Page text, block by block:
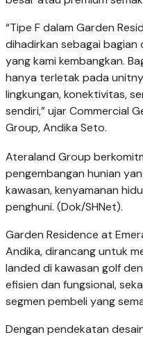
“Tipe F dalam Garden
dihadirkan sebagai
yang kami kembangkan.
hanya terletak pada
lingkungan, konektivitas,
sendiri,” ujar Commercial
Group, Andika Seto.
Ateraland Group
pengembangan hunian
kawasan, kenyamanan
penghuni. (Dok/SHNet).
Garden Residence at
Andika, dirancang untuk
landed di kawasan golf
efisien dan fungsional,
segmen pembeli yang
Dengan pendekatan